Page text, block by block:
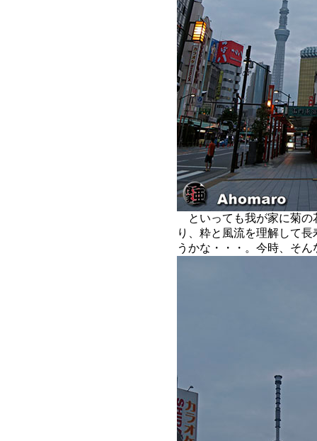
といっても我が家に菊の
り、粋と風流を理解して
うかな・・・。今時、そ